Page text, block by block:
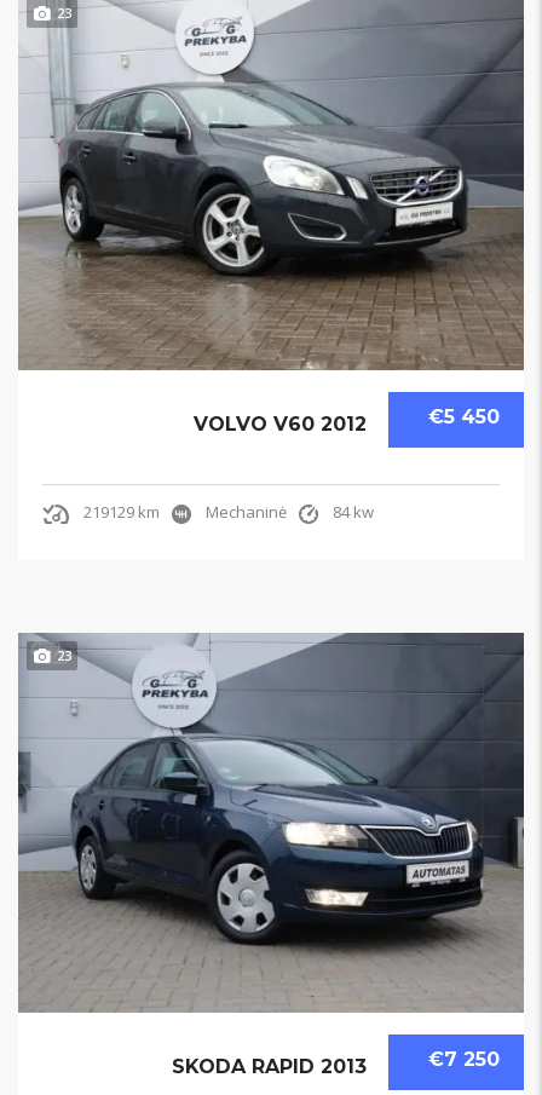
23
€5 450
VOLVO V60 2012
219129 km Mechaninė 84 kw
23
€7 250
SKODA RAPID 2013